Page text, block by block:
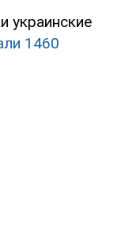
украинские
1460